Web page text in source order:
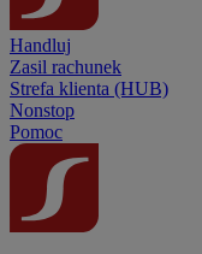
Handluj
Zasil rachunek
Strefa klienta (HUB)
Nonstop
Pomoc